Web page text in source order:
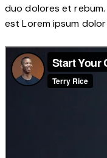
duo dolores et
est Lorem ipsum